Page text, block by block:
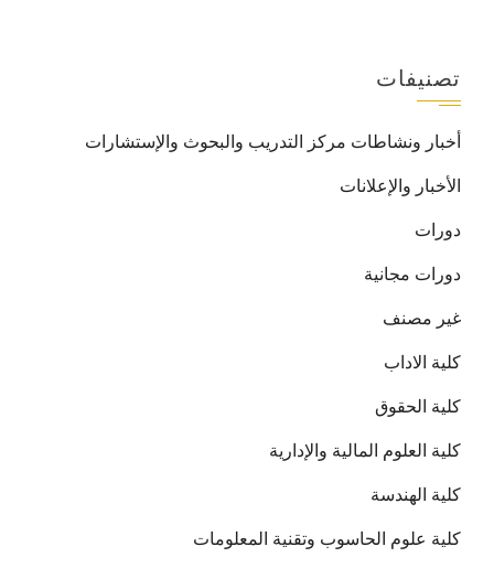
تصنيفات
أخبار ونشاطات مركز التدريب والبحوث والإستشارات
الأخبار والإعلانات
دورات
دورات مجانية
غير مصنف
كلية الاداب
كلية الحقوق
كلية العلوم المالية والإدارية
كلية الهندسة
كلية علوم الحاسوب وتقنية المعلومات